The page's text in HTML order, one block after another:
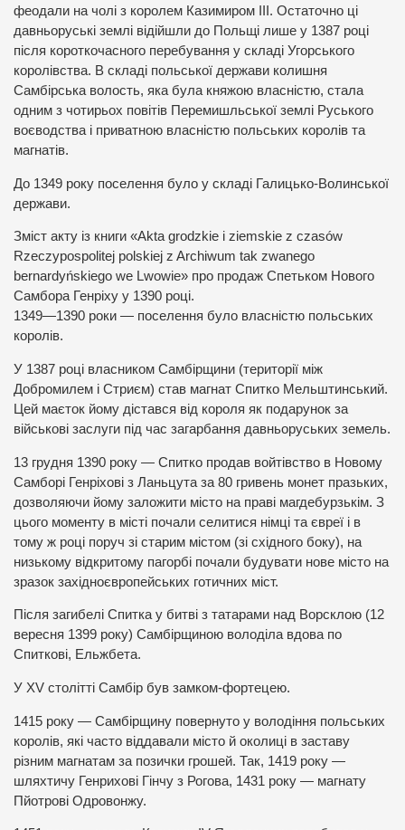
феодали на чолі з королем Казимиром ІІІ. Остаточно ці
давньоруські землі відійшли до Польщі лише у 1387 році
після короткочасного перебування у складі Угорського
королівства. В складі польської держави колишня
Самбірська волость, яка була княжою власністю, стала
одним з чотирьох повітів Перемишльської землі Руського
воєводства і приватною власністю польських королів та
магнатів.
До 1349 року поселення було у складі Галицько-Волинської
держави.
Зміст акту із книги «Akta grodzkie i ziemskie z czasów
Rzeczypospolitej polskiej z Archiwum tak zwanego
bernardyńskiego we Lwowie» про продаж Спетьком Нового
Самбора Генріху у 1390 році.
1349—1390 роки — поселення було власністю польських
королів.
У 1387 році власником Самбірщини (території між
Добромилем і Стриєм) став магнат Спитко Мельштинський.
Цей маєток йому дістався від короля як подарунок за
військові заслуги під час загарбання давньоруських земель.
13 грудня 1390 року — Спитко продав войтівство в Новому
Самборі Генріхові з Ланьцута за 80 гривень монет празьких,
дозволяючи йому заложити місто на праві магдебурзькім. З
цього моменту в місті почали селитися німці та євреї і в
тому ж році поруч зі старим містом (зі східного боку), на
низькому відкритому пагорбі почали будувати нове місто на
зразок західноєвропейських готичних міст.
Після загибелі Спитка у битві з татарами над Ворсклою (12
вересня 1399 року) Самбірщиною володіла вдова по
Спиткові, Ельжбета.
У XV столітті Самбір був замком-фортецею.
1415 року — Самбірщину повернуто у володіння польських
королів, які часто віддавали місто й околиці в заставу
різним магнатам за позички грошей. Так, 1419 року —
шляхтичу Генрихові Гінчу з Рогова, 1431 року — магнату
Пйотрові Одровонжу.